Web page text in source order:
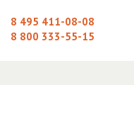
8 495 411-08-08
8 800 333-55-15